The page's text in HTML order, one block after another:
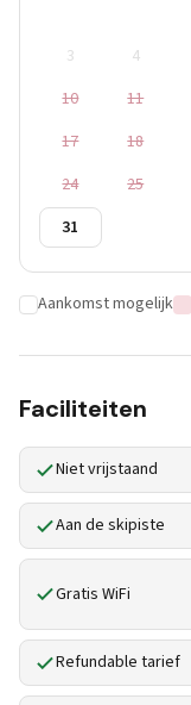
3
4
10
11
17
18
24
25
31
Aankomst mogelijk
Faciliteiten
Niet vrijstaand
Aan de skipiste
Gratis WiFi
Refundable tarief